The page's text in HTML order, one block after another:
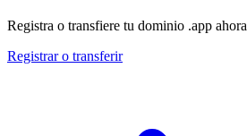
Registra o transfiere tu dominio .app ahora
Registrar o transferir